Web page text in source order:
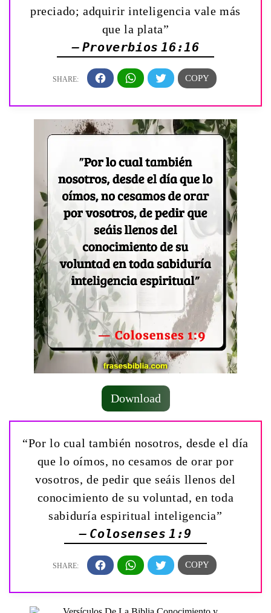
preciado; adquirir inteligencia vale más
que la plata”
— Proverbios 16:16
Download
“Por lo cual también nosotros, desde el día
que lo oímos, no cesamos de orar por
vosotros, de pedir que seáis llenos del
conocimiento de su voluntad, en toda
sabiduría espiritual inteligencia”
— Colosenses 1:9